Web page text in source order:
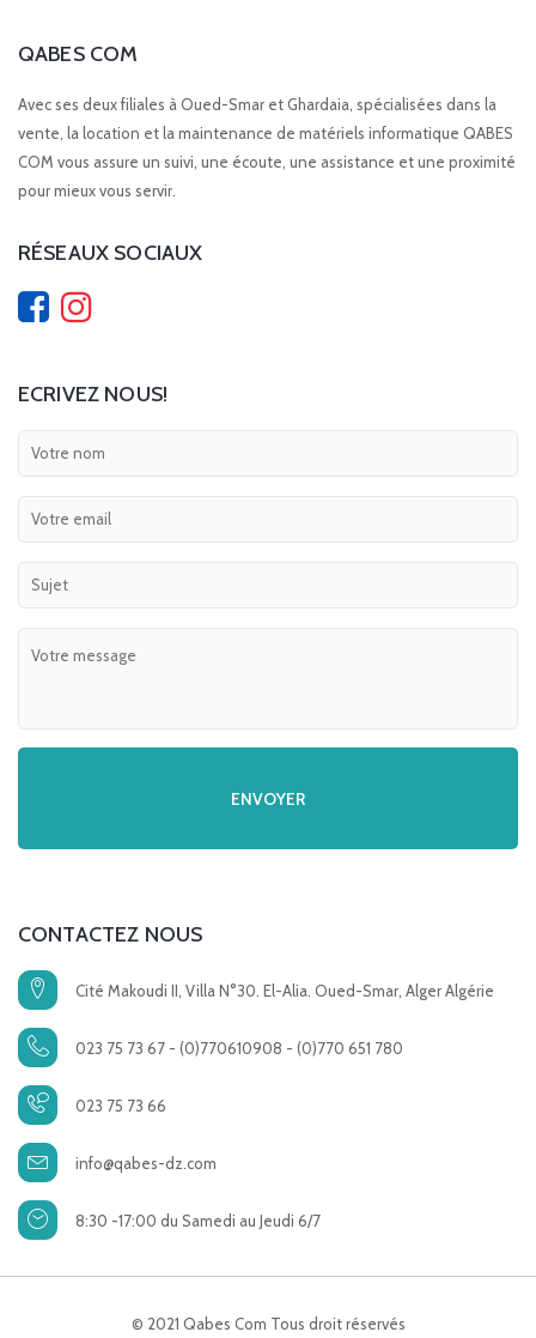
QABES COM
Avec ses deux filiales à Oued-Smar et Ghardaia, spécialisées dans la
vente, la location et la maintenance de matériels informatique QABES
COM vous assure un suivi, une écoute, une assistance et une proximité
pour mieux vous servir.
RÉSEAUX SOCIAUX
ECRIVEZ NOUS!
CONTACTEZ NOUS
Cité Makoudi II, Villa N°30. El-Alia. Oued-Smar, Alger Algérie
023 75 73 67 - (0)770610908 - (0)770 651 780
023 75 73 66
info@qabes-dz.com
8:30 -17:00 du Samedi au Jeudi 6/7
© 2021 Qabes Com Tous droit réservés